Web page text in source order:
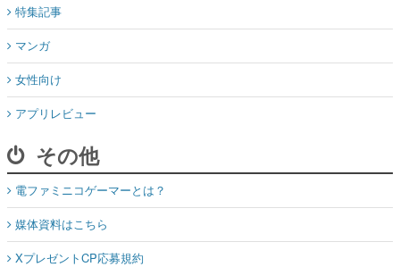
特集記事
マンガ
女性向け
アプリレビュー
その他
電ファミニコゲーマーとは？
媒体資料はこちら
XプレゼントCP応募規約